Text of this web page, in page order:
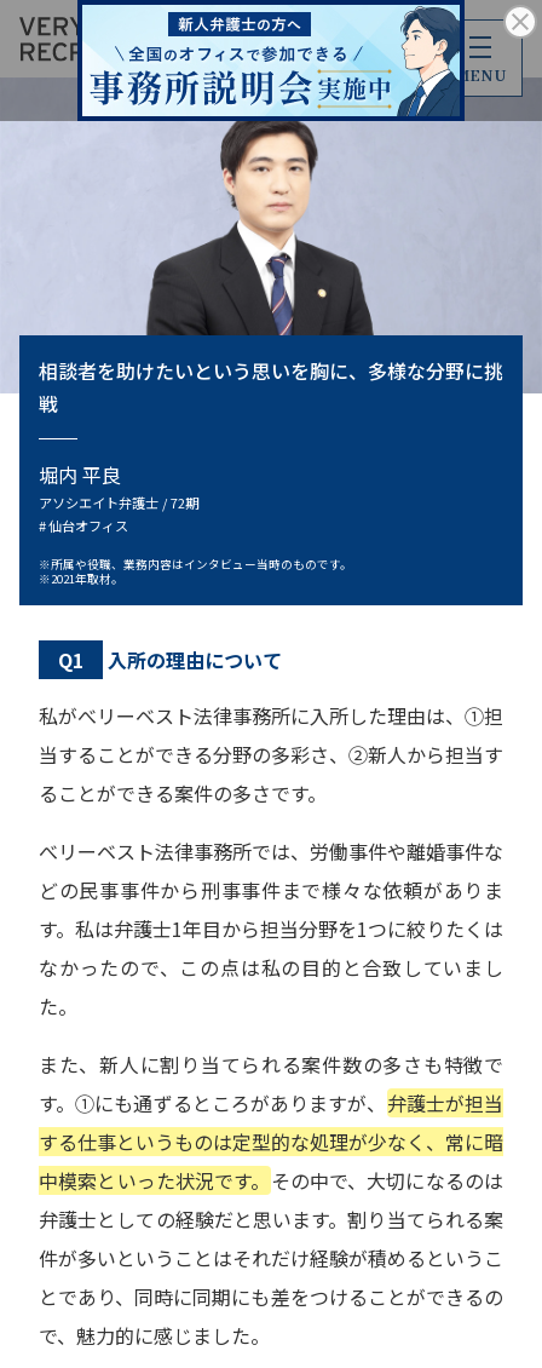
MENU
相談者を助けたいという思いを胸に、多様な分野に挑
戦
堀内 平良
アソシエイト弁護士 / 72期
仙台オフィス
所属や役職、業務内容はインタビュー当時のものです。
2021年取材。
Q1
入所の理由について
私がべリーベスト法律事務所に入所した理由は、①担
当することができる分野の多彩さ、②新人から担当す
ることができる案件の多さです。
べリーベスト法律事務所では、労働事件や離婚事件な
どの民事事件から刑事事件まで様々な依頼がありま
す。私は弁護士1年目から担当分野を1つに絞りたくは
なかったので、この点は私の目的と合致していまし
た。
また、新人に割り当てられる案件数の多さも特徴で
す。①にも通ずるところがありますが、 弁護士が担当
する仕事というものは定型的な処理が少なく、常に暗
中模索といった状況です。 その中で、大切になるのは
弁護士としての経験だと思います。割り当てられる案
件が多いということはそれだけ経験が積めるというこ
とであり、同時に同期にも差をつけることができるの
で、魅力的に感じました。